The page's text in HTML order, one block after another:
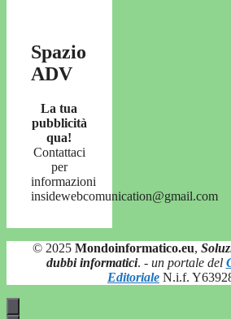
Spazio
ADV
La tua
pubblicità
qua!
Contattaci
per
informazioni
insidewebcomunication@gmail.com
© 2025 Mondoinformatico.eu,
dubbi informatici. - un portale del
Editoriale N.i.f.